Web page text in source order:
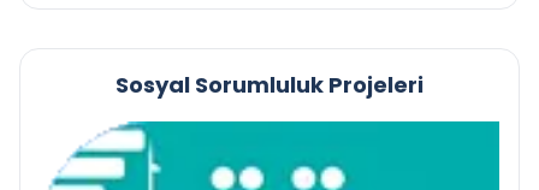
Sosyal Sorumluluk Projeleri